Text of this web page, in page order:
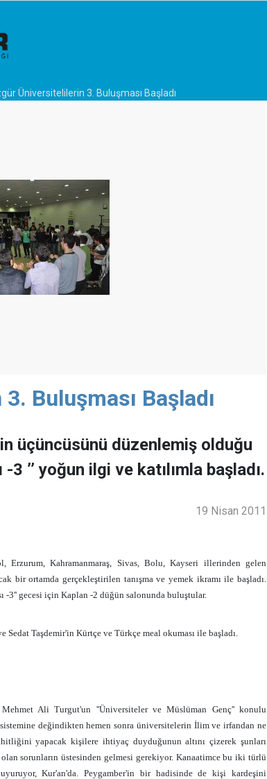
Üniversitelilerin 3. Buluşması Başladı
Buluşması Başladı
üçüncüsünü düzenlemiş olduğu
3 ’’ yoğun ilgi ve katılımla başladı.
19 Nisan 2011
Erzurum, Kahramanmaraş, Sivas, Bolu, Kayseri illerinden gelen
bir ortamda gerçekleştirilen tanışma ve yemek ikramı ile başladı.
-3'' gecesi için Kaplan -2 düğün salonunda buluştular.
Taşdemir'in Kürtçe ve Türkçe meal okuması ile başladı.
Ali Turgut'un ''Üniversiteler ve Müslüman Genç'' konulu
değindikten hemen sonra üniversitelerin İlim ve irfandan ne
yapacak kişilere ihtiyaç duyduğunun altını çizerek şunları
sorunların üstesinden gelmesi gerekiyor. Kanaatimce bu iki türlü
Kur'an'da. Peygamber'in bir hadisinde de kişi kardeşini